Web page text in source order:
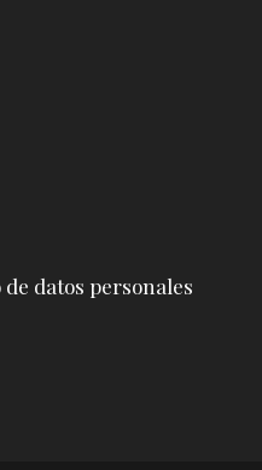
datos personales